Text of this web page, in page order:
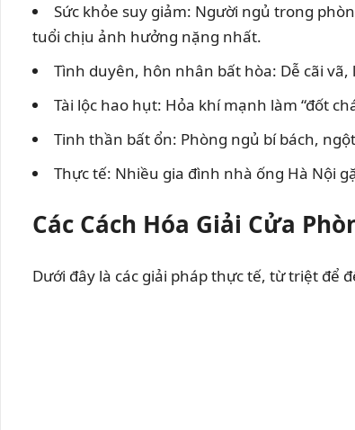
Sức khỏe suy giảm: Người ngủ trong
tuổi chịu ảnh hưởng nặng nhất.
Tình duyên, hôn nhân bất hòa: Dễ cãi
Tài lộc hao hụt: Hỏa khí mạnh làm “đốt
Tinh thần bất ổn: Phòng ngủ bí bách,
Thực tế: Nhiều gia đình nhà ống Hà Nội
Các Cách Hóa Giải Cửa
Dưới đây là các giải pháp thực tế, từ triệt để